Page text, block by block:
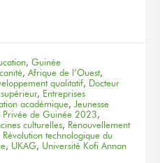
, Guinée
, Afrique de l’Ouest,
qualitatif, Docteur
, Entreprises
académique, Jeunesse
Privée de Guinée 2023,
culturelles, Renouvellement
Révolution technologique du
, UKAG, Université Kofi Annan